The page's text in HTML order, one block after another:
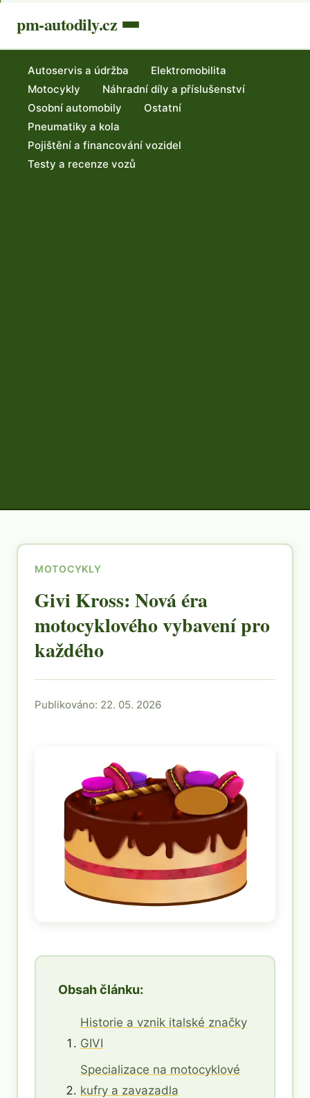
pm-autodily.cz
Autoservis a údržba
Elektromobilita
Motocykly
Náhradní díly a příslušenství
Osobní automobily
Ostatní
Pneumatiky a kola
Pojištění a financování vozidel
Testy a recenze vozů
MOTOCYKLY
Givi Kross: Nová éra
motocyklového vybavení pro
každého
Publikováno: 22. 05. 2026
Obsah článku:
Historie a vznik italské značky
GIVI
Specializace na motocyklové
kufry a zavazadla